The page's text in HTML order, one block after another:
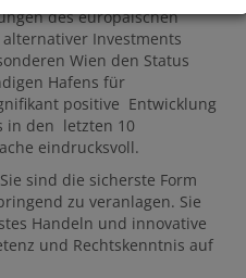
des europäischen
Investments
Wien den Status
Hafens für
positive Entwicklung
in den letzten 10
eindrucksvoll.
sind die sicherste Form
zu veranlagen. Sie
Handeln und innovative
und Rechtskenntnis auf